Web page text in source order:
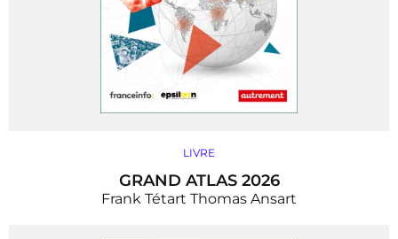
LIVRE
GRAND ATLAS 2026
Frank Tétart Thomas Ansart